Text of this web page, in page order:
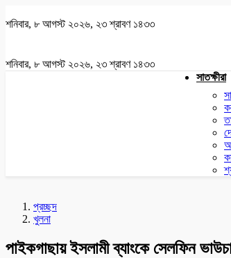
শনিবার, ৮ আগস্ট ২০২৬, ২৩ শ্রাবণ ১৪৩৩
শনিবার, ৮ আগস্ট ২০২৬, ২৩ শ্রাবণ ১৪৩৩
সাতক্ষীরা
প্রচ্ছদ
খুলনা
পাইকগাছায় ইসলামী ব্যাংকে সেলফিন